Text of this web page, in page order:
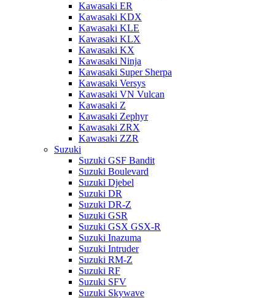
Kawasaki ER
Kawasaki KDX
Kawasaki KLE
Kawasaki KLX
Kawasaki KX
Kawasaki Ninja
Kawasaki Super Sherpa
Kawasaki Versys
Kawasaki VN Vulcan
Kawasaki Z
Kawasaki Zephyr
Kawasaki ZRX
Kawasaki ZZR
Suzuki
Suzuki GSF Bandit
Suzuki Boulevard
Suzuki Djebel
Suzuki DR
Suzuki DR-Z
Suzuki GSR
Suzuki GSX GSX-R
Suzuki Inazuma
Suzuki Intruder
Suzuki RM-Z
Suzuki RF
Suzuki SFV
Suzuki Skywave